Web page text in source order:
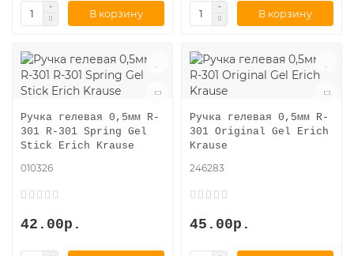
В корзину В корзину
Ручка гелевая 0,5мм R-
301 R-301 Spring Gel
Stick Erich Krause
010326
42.00р.
Ручка гелевая 0,5мм R-
301 Original Gel Erich
Krause
246283
45.00р.